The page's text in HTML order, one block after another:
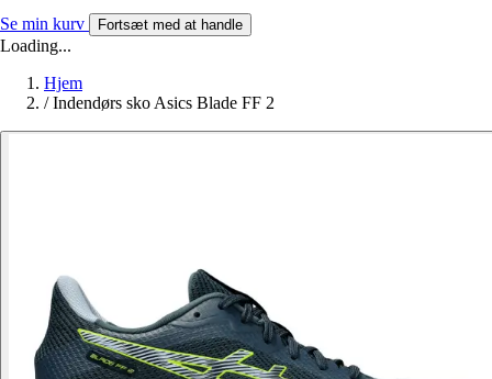
Se min kurv Fortsæt med at handle
Loading...
Hjem
/ Indendørs sko Asics Blade FF 2